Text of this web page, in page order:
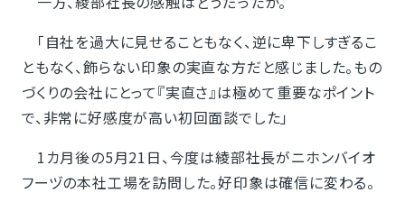
「自社を過大に見せることもなく、逆に卑下しすぎるこ
ともなく、飾らない印象の実直な方だと感じました。もの
づくりの会社にとって『実直さ』は極めて重要なポイント
で、非常に好感度が高い初回面談でした」
1カ月後の5月21日、今度は綾部社長がニホンバイオ
フーヅの本社工場を訪問した。好印象は確信に変わる。